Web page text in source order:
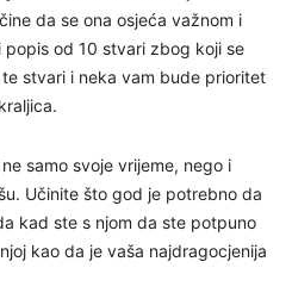
da se ona osjeća važnom i
od 10 stvari zbog koji se
stvari i neka vam bude prioritet
samo svoje vrijeme, nego i
Učinite što god je potrebno da
kad ste s njom da ste potpuno
kao da je vaša najdragocjenija